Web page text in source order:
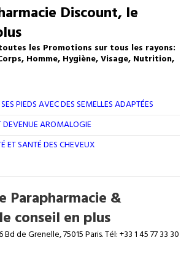
Discount, le
les Promotions sur tous les rayons:
Homme, Hygiène, Visage, Nutrition,
PIEDS AVEC DES SEMELLES ADAPTÉES
DEVENUE AROMALOGIE
ET SANTÉ DES CHEVEUX
Parapharmacie &
conseil en plus
de Grenelle, 75015 Paris. Tél: +33 1 45 77 33 30